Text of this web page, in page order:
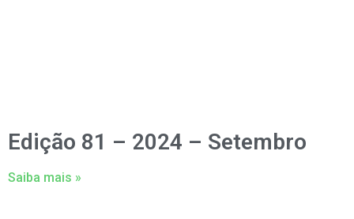
Edição 81 – 2024 – Setembro
Saiba mais »